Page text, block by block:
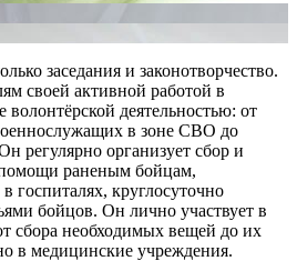
заседания и законотворчество.
своей активной работой в
волонтёрской деятельностью: от
в зоне СВО до
регулярно организует сбор и
раненым бойцам,
госпиталях, круглосуточно
бойцов. Он лично участвует в
сбора необходимых вещей до их
в медицинские учреждения.